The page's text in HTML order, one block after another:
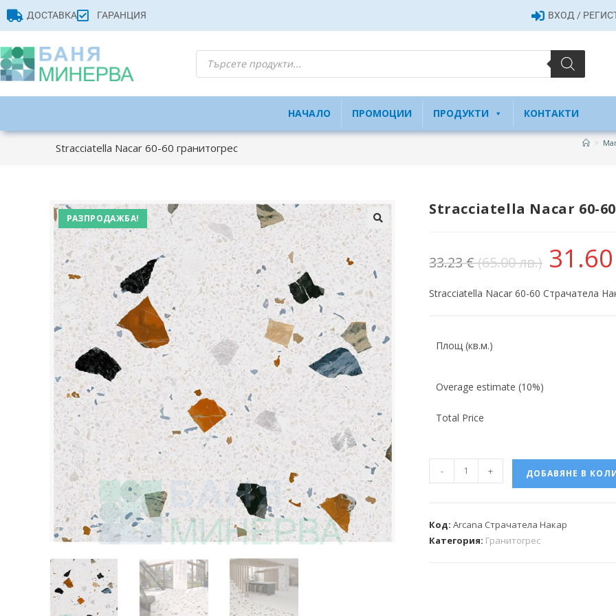
ДОСТАВКА ГАРАНЦИЯ ВХОД /
НАЧАЛО ПРОМОЦИИ ПРОДУКТИ КОНТАКТИ
Stracciatella Nacar 60-60 гранитогрес >
РАЗПРОДАЖБА! Stracciatella Nacar 60-
33.23€(65.00 лв.) 31.60
Stracciatella Nacar 60-60 Страчатела
Площ (кв.м.)
Overage estimate (10%)
Total Price
- + ДОБАВЯНЕ В
Код: Arcana Страчатела Накар
Категория: Гранитогрес